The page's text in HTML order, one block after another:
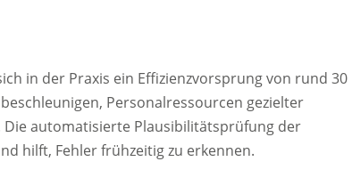
in der Praxis ein Effizienzvorsprung von rund 30
Personalressourcen gezielter
Die automatisierte Plausibilitätsprüfung der
hilft, Fehler frühzeitig zu erkennen.